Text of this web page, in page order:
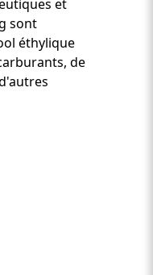
et
sont
éthylique
de
Two